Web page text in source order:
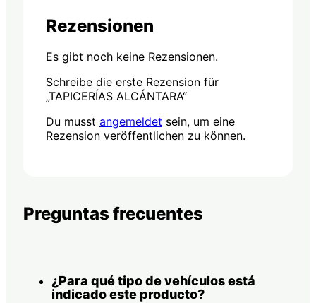
Rezensionen
Es gibt noch keine Rezensionen.
Schreibe die erste Rezension für
„TAPICERÍAS ALCÁNTARA“
Du musst angemeldet sein, um eine
Rezension veröffentlichen zu können.
Preguntas frecuentes
¿Para qué tipo de vehículos está
indicado este producto?